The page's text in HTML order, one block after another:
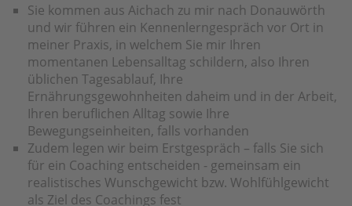
Sie kommen aus Aichach zu mir nach Donauwörth
und wir führen ein Kennenlerngespräch vor Ort in
meiner Praxis, in welchem Sie mir Ihren
momentanen Lebensalltag schildern, also Ihren
üblichen Tagesablauf, Ihre
Ernährungsgewohnheiten daheim und in der Arbeit,
Ihren beruflichen Alltag sowie Ihre
Bewegungseinheiten, falls vorhanden
Zudem legen wir beim Erstgespräch – falls Sie sich
für ein Coaching entscheiden - gemeinsam ein
realistisches Wunschgewicht bzw. Wohlfühlgewicht
als Ziel des Coachings fest